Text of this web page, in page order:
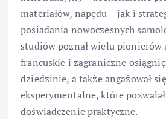
materiałów, napędu – jak i
posiadania nowoczesnych
studiów poznał wielu pionierów
francuskie i zagraniczne
dziedzinie, a także angażował
eksperymentalne, które
doświadczenie praktyczne.